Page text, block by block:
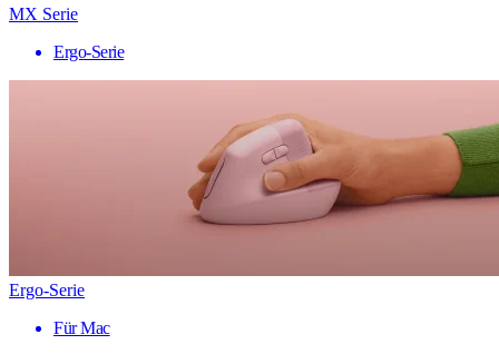
MX Serie
Ergo-Serie
Ergo-Serie
Für Mac